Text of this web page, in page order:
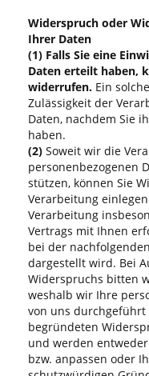
Widerspruch oder
Ihrer Daten
(1) Falls Sie eine
Daten erteilt haben,
widerrufen. Ein
Zulässigkeit der
Daten, nachdem Sie
haben.
(2) Soweit wir die
personenbezogenen
stützen, können Sie
Verarbeitung
Verarbeitung
Vertrags mit Ihnen
bei der
dargestellt wird. Bei
Widerspruchs bitten
weshalb wir Ihre
von uns durchgeführt
begründeten
und werden
bzw. anpassen oder